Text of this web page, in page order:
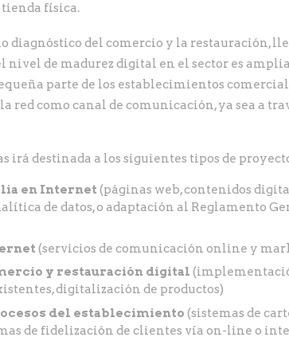
física.
diagnóstico del comercio y la restauración,
nivel de madurez digital en el sector es
parte de los establecimientos
como canal de comunicación, ya sea a
irá destinada a los siguientes tipos de
en Internet (páginas web, contenidos
de datos, o adaptación al Reglamento
(servicios de comunicación online y
y restauración digital
digitalización de productos)
del establecimiento (sistemas de
de fidelización de clientes vía on-line o